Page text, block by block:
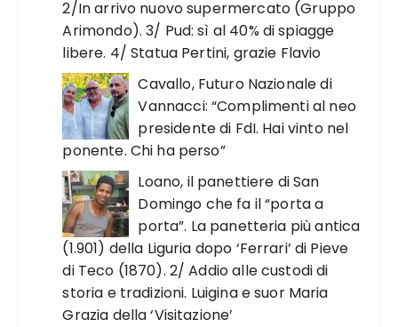
2/In arrivo nuovo supermercato (Gruppo
Arimondo). 3/ Pud: sì al 40% di spiagge
libere. 4/ Statua Pertini, grazie Flavio
Cavallo, Futuro Nazionale di
Vannacci: “Complimenti al neo
presidente di FdI. Hai vinto nel
ponente. Chi ha perso”
Loano, il panettiere di San
Domingo che fa il “porta a
porta”. La panetteria più antica
(1.901) della Liguria dopo ‘Ferrari’ di Pieve
di Teco (1870). 2/ Addio alle custodi di
storia e tradizioni. Luigina e suor Maria
Grazia della ‘Visitazione’